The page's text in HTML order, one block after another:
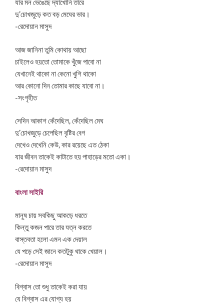
যার মন ভেঙেছে দ্যাখোনি তারে
দু’চোখজুড়ে কত বড় মেঘের ভার।
-রেদোয়ান মাসুদ
আজ জানিনা তুমি কোথায় আছো
চাইলেও হয়তো তোমাকে খুঁজে পাবো না
যেখানেই থাকো না কেনো খুশি থাকো
আর কোনো দিন তোমার কাছে যাবো না।
-সংগৃহীত
সেদিন আকাশ কেঁদেছিল, কেঁদেছিল মেঘ
দু’চোখজুড়ে চেপেছিল বৃষ্টির বেগ
দেখেও দেখেনি কেউ, কার রয়েছে এত ঠেকা
যার জীবন তাকেই কাটাতে হয় পাহাড়ের মতো একা।
-রেদোয়ান মাসুদ
বাংলা সাইরি
মানুষ চায় সবকিছু আকড়ে ধরতে
কিন্তু কজন পারে তার যত্ন করতে
বাস্তবতা হলো এমন এক দেয়াল
যে পড়ে সেই জানে কতটুকু থাকে খেয়াল।
-রেদোয়ান মাসুদ
বিশ্বাস তো শুধু তাকেই করা যায়
যে বিশ্বাস এর যোগ্য হয়